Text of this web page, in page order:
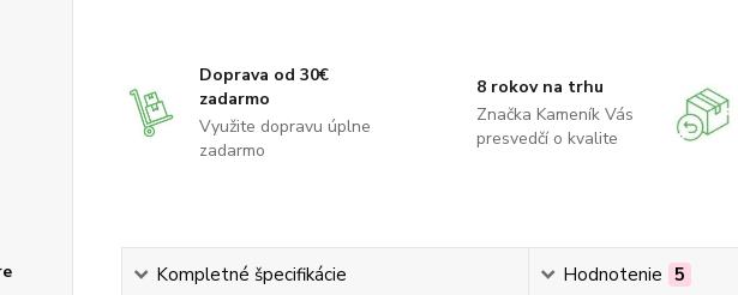
Doprava od 30€
zadarmo
Využite dopravu úplne
zadarmo
8 rokov na trhu
Značka Kameník Vás
presvedčí o kvalite
Kompletné špecifikácie Hodnotenie 5